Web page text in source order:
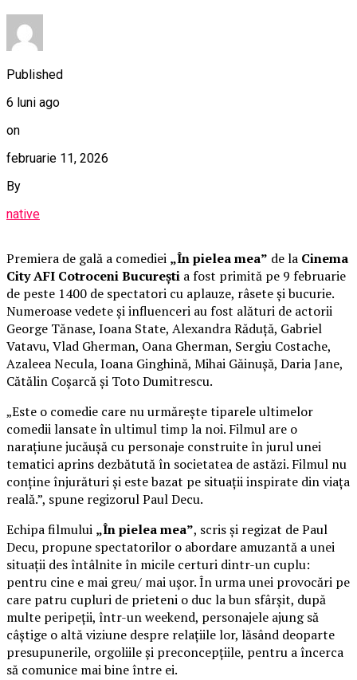
Published
6 luni ago
on
februarie 11, 2026
By
native
Premiera de gală a comediei „În pielea mea” de la Cinema
City AFI Cotroceni București a fost primită pe 9 februarie
de peste 1400 de spectatori cu aplauze, râsete și bucurie.
Numeroase vedete și influenceri au fost alături de actorii
George Tănase, Ioana State, Alexandra Răduță, Gabriel
Vatavu, Vlad Gherman, Oana Gherman, Sergiu Costache,
Azaleea Necula, Ioana Ginghină, Mihai Găinușă, Daria Jane,
Cătălin Coșarcă și Toto Dumitrescu.
„Este o comedie care nu urmărește tiparele ultimelor
comedii lansate în ultimul timp la noi. Filmul are o
narațiune jucăușă cu personaje construite în jurul unei
tematici aprins dezbătută în societatea de astăzi. Filmul nu
conține înjurături și este bazat pe situații inspirate din viața
reală.”, spune regizorul Paul Decu.
Echipa filmului „În pielea mea”, scris și regizat de Paul
Decu, propune spectatorilor o abordare amuzantă a unei
situații des întâlnite în micile certuri dintr-un cuplu:
pentru cine e mai greu/ mai ușor. În urma unei provocări pe
care patru cupluri de prieteni o duc la bun sfârșit, după
multe peripeții, într-un weekend, personajele ajung să
câștige o altă viziune despre relațiile lor, lăsând deoparte
presupunerile, orgoliile și preconcepțiile, pentru a încerca
să comunice mai bine între ei.